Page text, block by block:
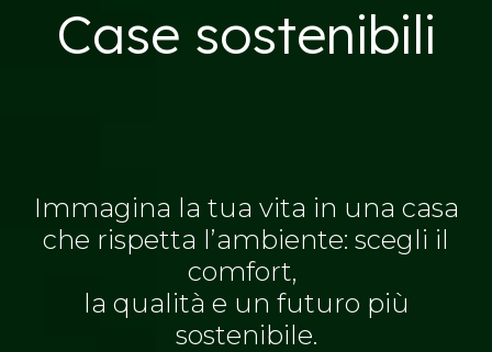
Case sostenibili
Immagina la tua vita in una casa
che rispetta l’ambiente: scegli il
comfort,
la qualità e un futuro più
sostenibile.